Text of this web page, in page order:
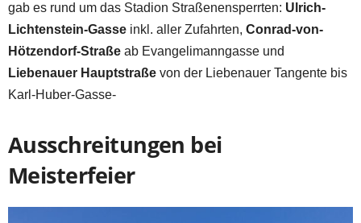
gab es rund um das Stadion Straßenensperrten: Ulrich-
Lichtenstein-Gasse inkl. aller Zufahrten, Conrad-von-
Hötzendorf-Straße ab Evangelimanngasse und
Liebenauer Hauptstraße von der Liebenauer Tangente bis
Karl-Huber-Gasse-
Ausschreitungen bei
Meisterfeier